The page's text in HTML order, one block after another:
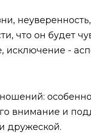
что он будет
исключение -
внимание и
дружеской.